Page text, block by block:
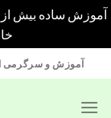
خاص
to
آموزش و سرگرمی